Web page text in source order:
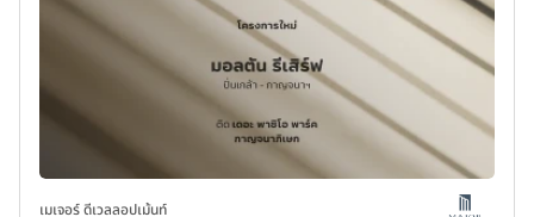
เมเจอร์ ดีเวลลอปเม้นท์